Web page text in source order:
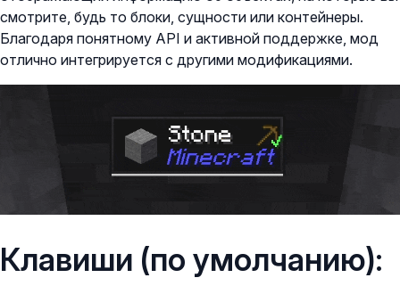
смотрите, будь то блоки, сущности или контейнеры.
Благодаря понятному API и активной поддержке, мод
отлично интегрируется с другими модификациями.
Клавиши (по умолчанию):